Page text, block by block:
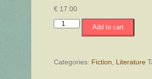
€ 17.00
Αμερική
Add to cart
Categories: Fiction Literature